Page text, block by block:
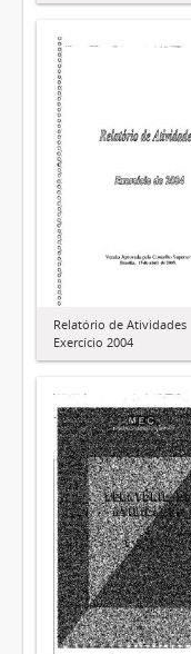
Relatório de Atividades
Exercício 2004